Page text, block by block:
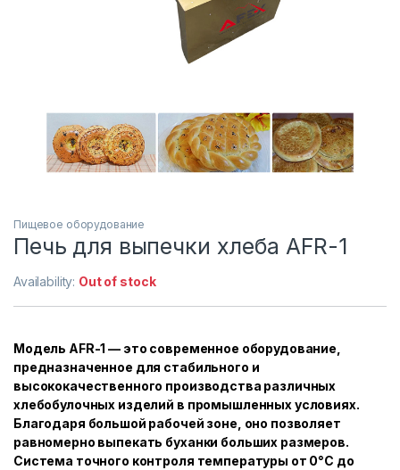
Пищевое оборудование
Печь для выпечки хлеба AFR-1
Availability: Out of stock
Модель AFR-1 — это современное оборудование,
предназначенное для стабильного и
высококачественного производства различных
хлебобулочных изделий в промышленных условиях.
Благодаря большой рабочей зоне, оно позволяет
равномерно выпекать буханки больших размеров.
Система точного контроля температуры от 0°C до